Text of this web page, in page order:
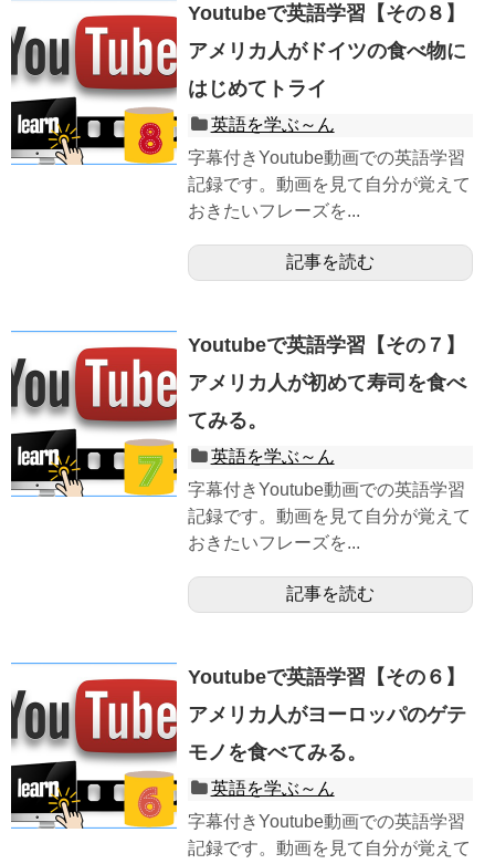
Youtubeで英語学習【その８】
アメリカ人がドイツの食べ物に
はじめてトライ
英語を学ぶ～ん
字幕付きYoutube動画での英語学習
記録です。動画を見て自分が覚えて
おきたいフレーズを...
記事を読む
Youtubeで英語学習【その７】
アメリカ人が初めて寿司を食べ
てみる。
英語を学ぶ～ん
字幕付きYoutube動画での英語学習
記録です。動画を見て自分が覚えて
おきたいフレーズを...
記事を読む
Youtubeで英語学習【その６】
アメリカ人がヨーロッパのゲテ
モノを食べてみる。
英語を学ぶ～ん
字幕付きYoutube動画での英語学習
記録です。動画を見て自分が覚えて